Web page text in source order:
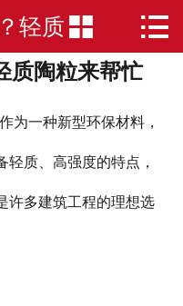
 网站首页
公司简介
陶粒
应用案例
荣誉资质
轻质  
质陶粒来帮忙
为一种新型环保材料，
轻质、高强度的特点，
许多建筑工程的理想选